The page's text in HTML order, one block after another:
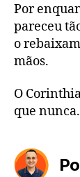
Por
pareceu
o
mãos.
O
que nunca.